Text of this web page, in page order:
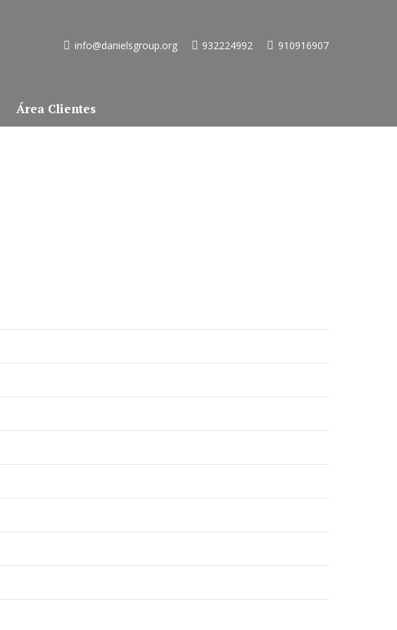
info@danielsgroup.org 932224992 910916907
Área Clientes